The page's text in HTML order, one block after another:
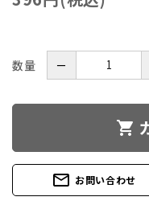
数量 －
shopping_cart
mail_outline お問い合わせ